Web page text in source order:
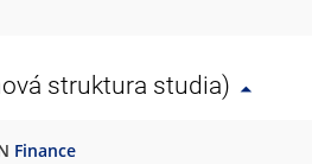
struktura studia)
Finance